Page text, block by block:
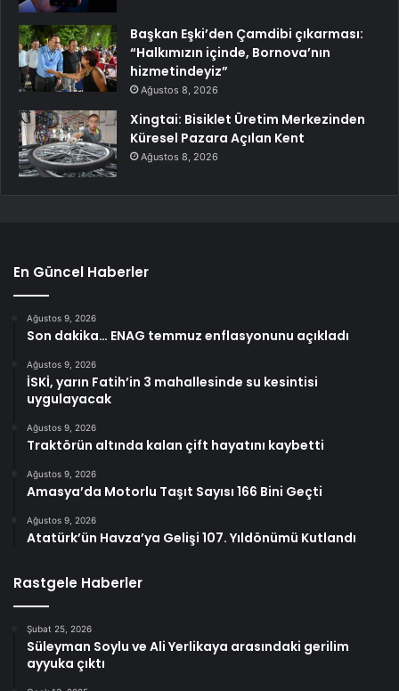
Başkan Eşki’den Çamdibi çıkarması:
“Halkımızın içinde, Bornova’nın
hizmetindeyiz”
Ağustos 8, 2026
Xingtai: Bisiklet Üretim Merkezinden
Küresel Pazara Açılan Kent
Ağustos 8, 2026
En Güncel Haberler
Ağustos 9, 2026
Son dakika… ENAG temmuz enflasyonunu açıkladı
Ağustos 9, 2026
İSKİ, yarın Fatih’in 3 mahallesinde su kesintisi
uygulayacak
Ağustos 9, 2026
Traktörün altında kalan çift hayatını kaybetti
Ağustos 9, 2026
Amasya’da Motorlu Taşıt Sayısı 166 Bini Geçti
Ağustos 9, 2026
Atatürk’ün Havza’ya Gelişi 107. Yıldönümü Kutlandı
Rastgele Haberler
Şubat 25, 2026
Süleyman Soylu ve Ali Yerlikaya arasındaki gerilim
ayyuka çıktı